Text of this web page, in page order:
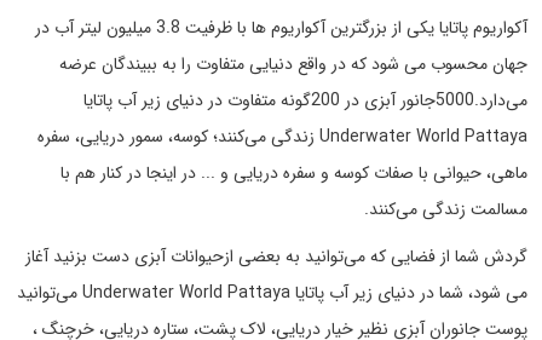
آکواریوم پاتایا یکی از بزرگترین آکواریوم ها با ظرفیت 3.8 میلیون لیتر آب در
جهان محسوب می شود که در واقع دنیایی متفاوت را به ببیندگان عرضه
می‌دارد.5000جانور آبزی در 200گونه متفاوت در دنیای زیر آب پاتایا
Underwater World Pattaya زندگی می‌کنند؛ کوسه، سمور دریایی، سفره
ماهی، حیوانی با صفات کوسه و سفره دریایی و ... در اینجا در کنار هم با
مسالمت زندگی می‌کنند.
گردش شما از فضایی که می‌توانید به بعضی ازحیوانات آبزی دست بزنید آغاز
می شود، شما در دنیای زیر آب پاتایا Underwater World Pattaya می‌توانید
پوست جانوران آبزی نظیر خیار دریایی، لاک پشت، ستاره دریایی، خرچنگ ،